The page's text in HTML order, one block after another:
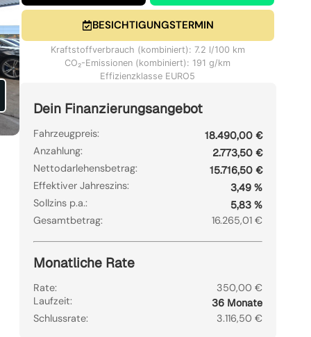
BESICHTIGUNGSTERMIN
Kraftstoffverbrauch (kombiniert): 7.2 l/100 km
CO₂-Emissionen (kombiniert): 191 g/km
Effizienzklasse EURO5
Dein Finanzierungsangebot
Fahrzeugpreis:
18.490,00 €
Anzahlung:
2.773,50 €
Nettodarlehensbetrag:
15.716,50 €
Effektiver Jahreszins:
3,49 %
Sollzins p.a.:
5,83 %
Gesamtbetrag:
16.265,01 €
Monatliche Rate
Rate:
350,00 €
Laufzeit:
36 Monate
Schlussrate:
3.116,50 €